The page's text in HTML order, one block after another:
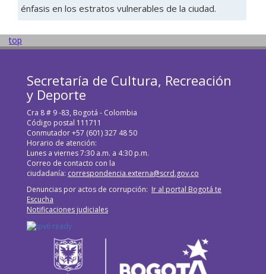
énfasis en los estratos vulnerables de la ciudad.
top
Secretaría de Cultura, Recreación
y Deporte
Cra 8 # 9 -83, Bogotá - Colombia
Código postal 111711
Conmutador +57 (601) 327 48 50
Horario de atención:
Lunes a viernes 7:30 a.m. a 4:30 p.m.
Correo de contacto con la
ciudadanía: correspondencia.externa@scrd.gov.co
Denuncias por actos de corrupción: Ir al portal Bogotá te
Escucha
Notificaciones judiciales